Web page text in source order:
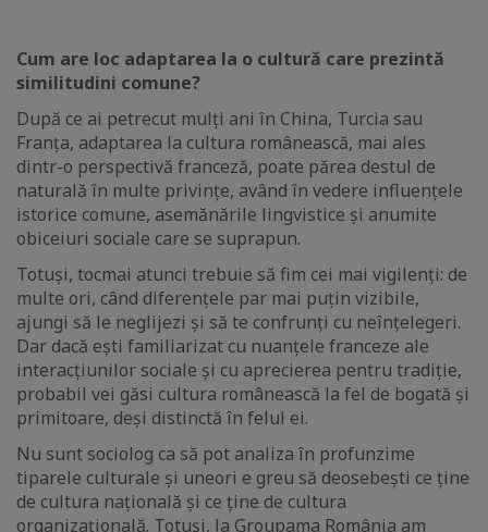
Cum are loc adaptarea la o cultură care prezintă
similitudini comune?
După ce ai petrecut mulți ani în China, Turcia sau
Franța, adaptarea la cultura românească, mai ales
dintr-o perspectivă franceză, poate părea destul de
naturală în multe privințe, având în vedere influențele
istorice comune, asemănările lingvistice și anumite
obiceiuri sociale care se suprapun.
Totuși, tocmai atunci trebuie să fim cei mai vigilenți: de
multe ori, când diferențele par mai puțin vizibile,
ajungi să le neglijezi și să te confrunți cu neînțelegeri.
Dar dacă ești familiarizat cu nuanțele franceze ale
interacțiunilor sociale și cu aprecierea pentru tradiție,
probabil vei găsi cultura românească la fel de bogată și
primitoare, deși distinctă în felul ei.
Nu sunt sociolog ca să pot analiza în profunzime
tiparele culturale și uneori e greu să deosebești ce ține
de cultura națională și ce ține de cultura
organizațională. Totuși, la Groupama România am